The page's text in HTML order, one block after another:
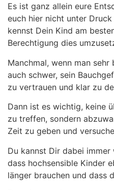
Es ist ganz allein eure
euch hier nicht unter
kennst Dein Kind am
Berechtigung dies
Manchmal, wenn man
auch schwer, sein
zu vertrauen und klar zu
Dann ist es wichtig, keine
zu treffen, sondern
Zeit zu geben und
Du kannst Dir dabei
dass hochsensible Kinder
länger brauchen und dass